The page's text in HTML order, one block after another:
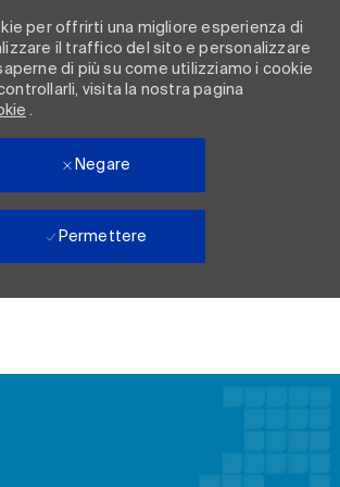
per offrirti una migliore esperienza di
il traffico del sito e personalizzare
di più su come utilizziamo i cookie
visita la nostra pagina
.
Negare
Permettere